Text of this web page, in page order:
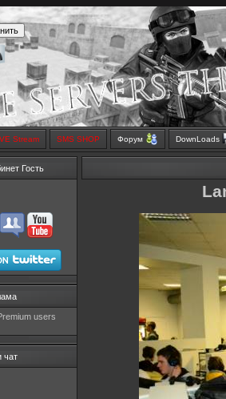
Stream SMS SHOP Форум DownLoads
Гость
users
чат